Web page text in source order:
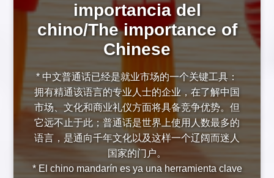
importancia del
chino/The importance of
Chinese
* 中文普通话已经是就业市场的一个关键工具：
拥有精通该语言的专业人士的企业，在了解中国
市场、文化和商业礼仪方面将具备竞争优势。但
它远不止于此；普通话是世界上使用人数最多的
语言，是通向千年文化以及这样一个辽阔而迷人
国家的门户。
* El chino mandarín es ya una herramienta clave